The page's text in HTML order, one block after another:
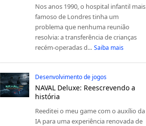
Nos anos 1990, o hospital infantil mais
famoso de Londres tinha um
problema que nenhuma reunião
resolvia: a transferência de crianças
recém-operadas d... Saiba mais
Desenvolvimento de jogos
NAVAL Deluxe: Reescrevendo a
história
Reeditei o meu game com o auxílio da
IA para uma experiência renovada de